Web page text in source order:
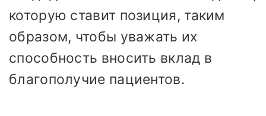
которую ставит позиция, таким
образом, чтобы уважать их
способность вносить вклад в
благополучие пациентов.